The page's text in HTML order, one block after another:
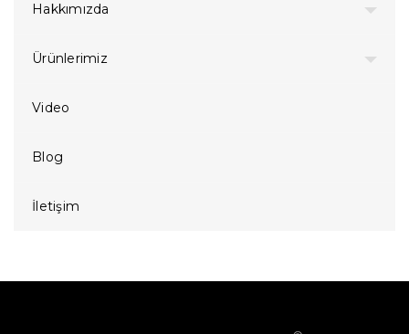
Hakkımızda
Ürünlerimiz
Video
Blog
İletişim